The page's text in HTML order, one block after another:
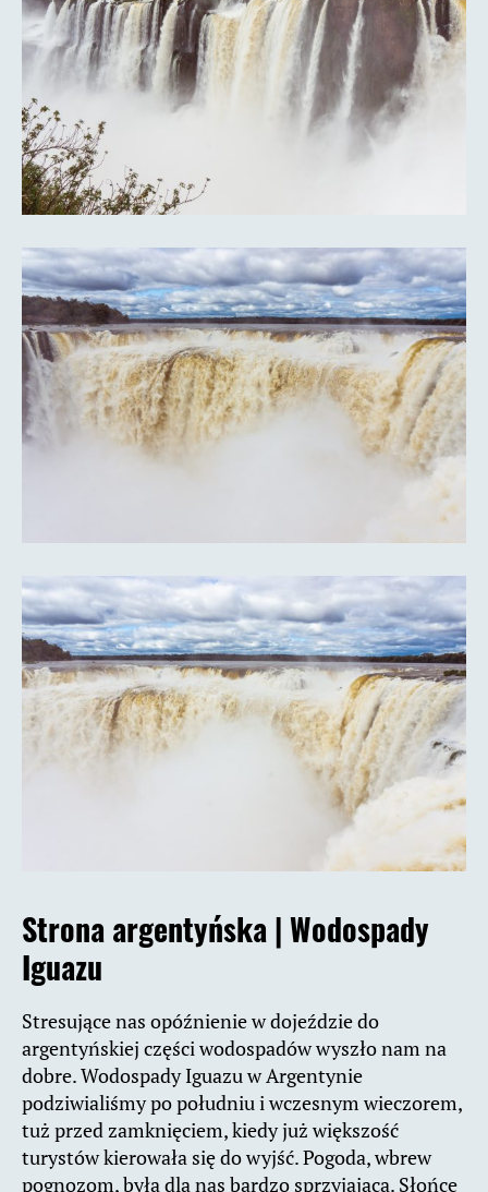
Strona argentyńska |Wodospady
Iguazu
Stresujące nas opóźnienie w dojeździe do
argentyńskiej części wodospadów wyszło nam na
dobre. Wodospady Iguazu w Argentynie
podziwialiśmy po południu i wczesnym wieczorem,
tuż przed zamknięciem, kiedy już większość
turystów kierowała się do wyjść. Pogoda, wbrew
pognozom, była dla nas bardzo sprzyjająca. Słońce